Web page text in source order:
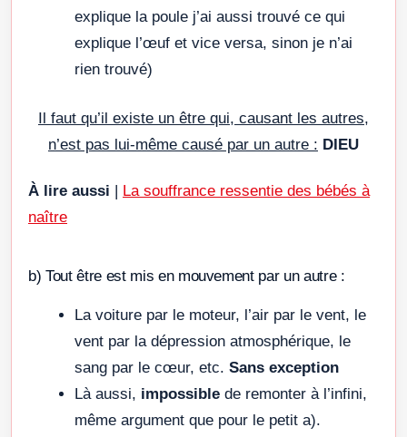
explique la poule j’ai aussi trouvé ce qui
explique l’œuf et vice versa, sinon je n’ai
rien trouvé)
Il faut qu’il existe un être qui, causant les autres,
n’est pas lui-même causé par un autre : DIEU
À lire aussi
La souffrance ressentie des bébés à
naître
b) Tout être est mis en mouvement par un autre :
La voiture par le moteur, l’air par le vent, le
vent par la dépression atmosphérique, le
sang par le cœur, etc. Sans exception
Là aussi, impossible de remonter à l’infini,
même argument que pour le petit a).